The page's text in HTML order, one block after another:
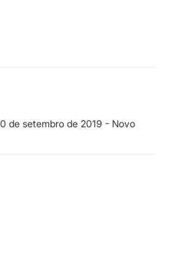
de setembro de 2019 - Novo